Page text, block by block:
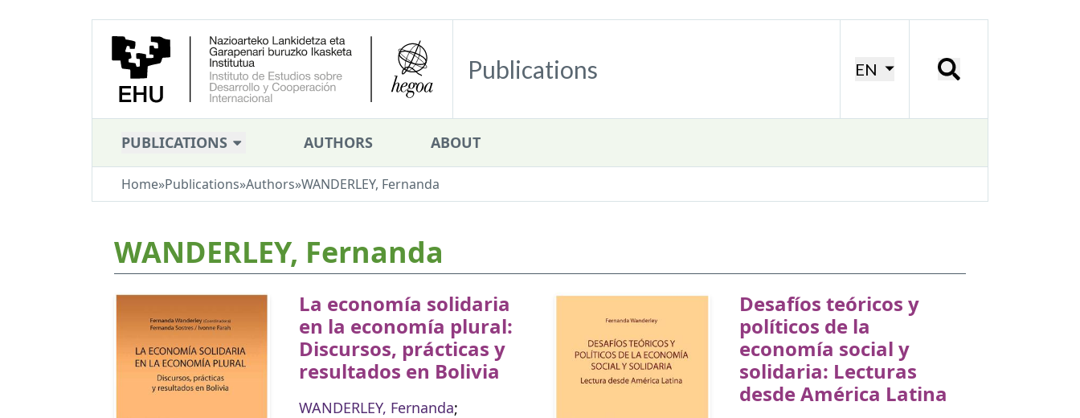
Publications EN
PUBLICATIONS AUTHORS ABOUT
Home»Publications»Authors»WANDERLEY, Fernanda
WANDERLEY, Fernanda
La economía solidaria
en la economía plural:
Discursos, prácticas y
resultados en Bolivia
WANDERLEY, Fernanda;
Desafíos teóricos y
políticos de la
economía social y
solidaria: Lecturas
desde América Latina